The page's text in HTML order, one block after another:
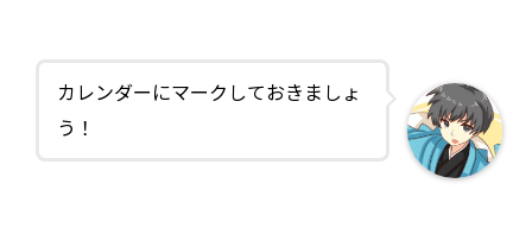
カレンダーにマークしておきましょ
う！